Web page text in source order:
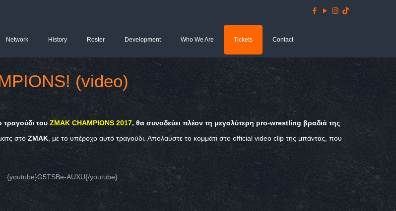
Network History Roster Development Who We Are Tickets Contact
(video)
τραγούδι του ZMAK CHAMPIONS2017, θα συνοδεύει πλέον τη μεγαλύτερη pro-wrestling βραδιά της
στοΖΜΑΚ , με το υπέροχο αυτό τραγούδι. Απολαύστε το κομμάτι στοofficial video clipτης μπάντας, που
{youtube}G5TSBe-AUXU{/youtube}